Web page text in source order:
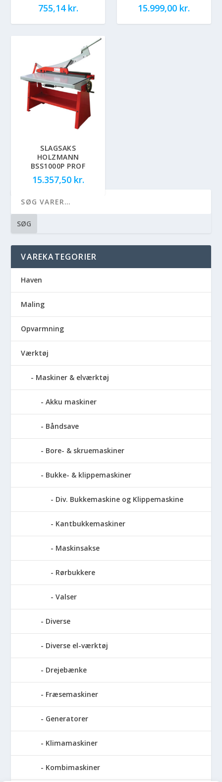
755,14 kr. 15.999,00 kr.
SLAGSAKS
HOLZMANN
BSS1000P PROF
15.357,50 kr.
SØG
VAREKATEGORIER
Haven
Maling
Opvarmning
Værktøj
Maskiner & elværktøj
Akku maskiner
Båndsave
Bore- & skruemaskiner
Bukke- & klippemaskiner
Div. Bukkemaskine og Klippemaskine
Kantbukkemaskiner
Maskinsakse
Rørbukkere
Valser
Diverse
Diverse el-værktøj
Drejebænke
Fræsemaskiner
Generatorer
Klimamaskiner
Kombimaskiner